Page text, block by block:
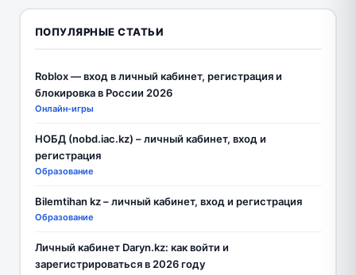
ПОПУЛЯРНЫЕ СТАТЬИ
Roblox — вход в личный кабинет, регистрация и
блокировка в России 2026
Онлайн-игры
НОБД (nobd.iac.kz) – личный кабинет, вход и
регистрация
Образование
Bilemtihan kz – личный кабинет, вход и регистрация
Образование
Личный кабинет Daryn.kz: как войти и
зарегистрироваться в 2026 году